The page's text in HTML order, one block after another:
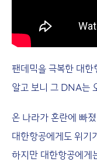
팬데믹을 극복한 대
알고 보니 그 DNA는
온 나라가 혼란에 빠
대한항공에게도 위기
하지만 대한항공에게